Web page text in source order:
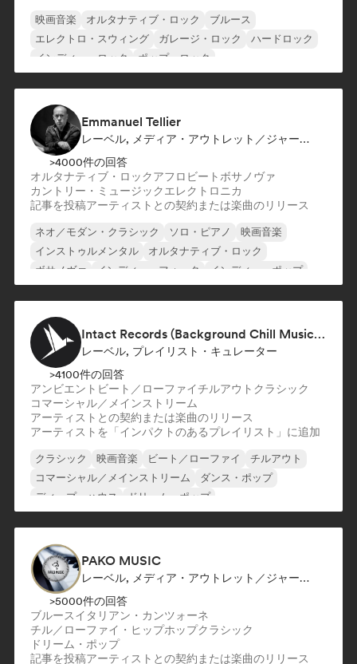
映画音楽 オルタナティブ・ロック
ブルース
エレクトロ・スウィング
ガレージ・ロック
ハードロック
インディー・ロック
ポップ・ロック
Emmanuel Tellier
レーベル, メディア・アウトレット／ジャーナリスト
>4000件の回答
オルタナティブ・ロックアフロビート ボサノヴァ
カントリー・ミュージックエレクトロニカ
記事を投稿アーティストとの契約または楽曲のリリース
ネオ／モダン・クラシック ソロ・ピアノ
映画音楽
インストゥルメンタル
オルタナティブ・ロック
ボサノヴァ
インディー・フォーク インディー・ポップ
Intact Records (Background Chill Music & Good Vibes On The Road)
レーベル, プレイリスト・キュレーター
>4100件の回答
アンビエント ビート／ローファイチルアウト クラシック
コマーシャル／メインストリーム
アーティストとの契約または楽曲のリリース
アーティストを「インパクトのあるプレイリスト」に追加
クラシック 映画音楽 ビート／ローファイ
チルアウト
コマーシャル／メインストリーム
ダンス・ポップ
ディープ・ハウス
ドリーム・ポップ
PAKO MUSIC
レーベル, メディア・アウトレット／ジャーナリスト
>5000件の回答
ブルースイタリアン・カンツォーネ
チル／ローファイ・ヒップホップクラシック
ドリーム・ポップ
記事を投稿アーティストとの契約または楽曲のリリース